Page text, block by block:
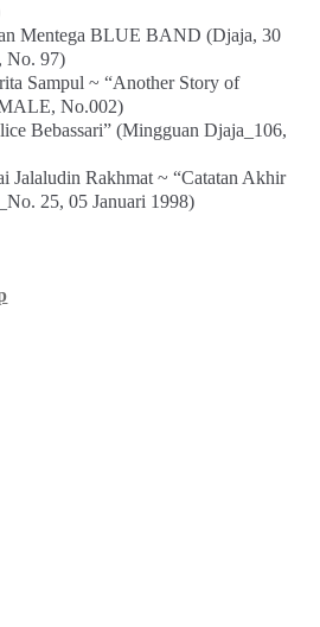
Mentega BLUE BAND (Djaja, 30
No. 97)
Sampul ~ “Another Story of
No.002)
Bebassari” (Mingguan Djaja_106,
Jalaludin Rakhmat ~ “Catatan Akhir
25, 05 Januari 1998)